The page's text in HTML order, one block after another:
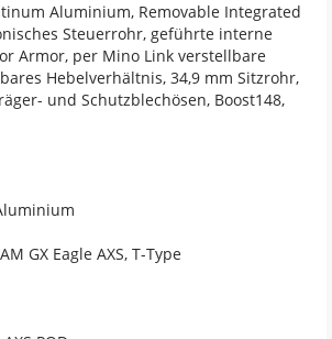
Aluminium, Removable Integrated
Steuerrohr, geführte interne
Armor, per Mino Link verstellbare
Hebelverhältnis, 34,9 mm Sitzrohr,
und Schutzblechösen, Boost148,
GX Eagle AXS, T-Type